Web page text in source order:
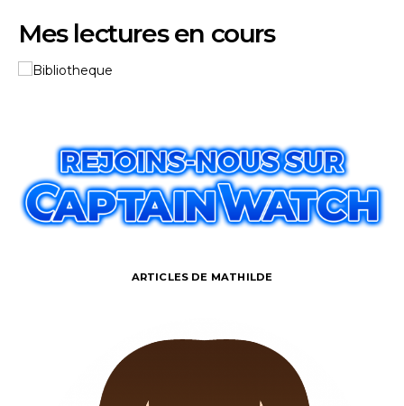
Mes lectures en cours
ARTICLES DE MATHILDE